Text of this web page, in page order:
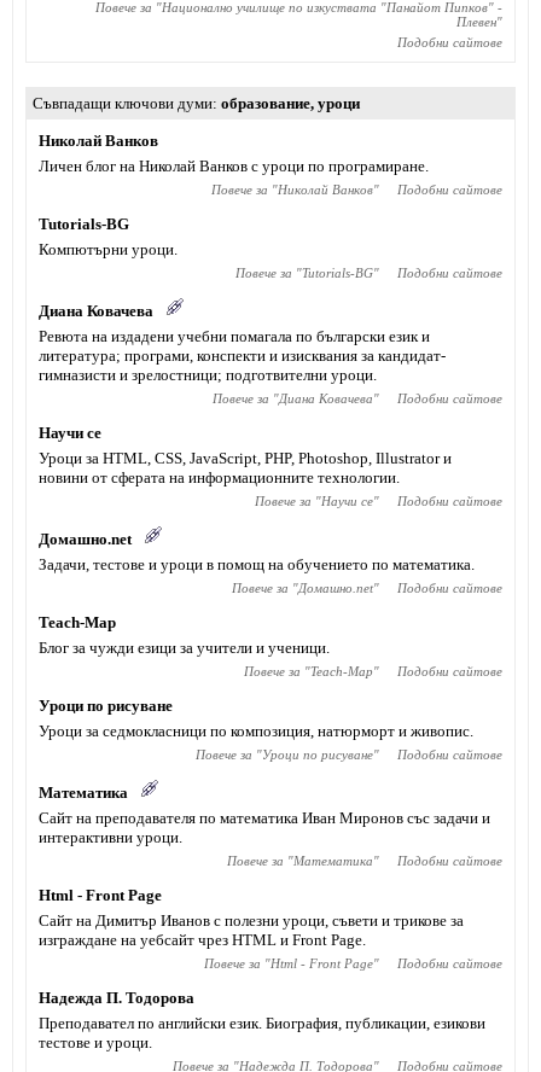
Повече за "Национално училище по изкуствата "Панайот Пипков" -
Плевен"
Подобни сайтове
Съвпадащи ключови думи образование, уроци
Николай Ванков
Личен блог на Николай Ванков с уроци по програмиране.
Повече за "Николай Ванков" Подобни сайтове
Tutorials-BG
Компютърни уроци.
Повече за "Tutorials-BG" Подобни сайтове
Диана Ковачева
Ревюта на издадени учебни помагала по български език и
литература; програми, конспекти и изисквания за кандидат-
гимназисти и зрелостници; подготвителни уроци.
Повече за "Диана Ковачева" Подобни сайтове
Научи се
Уроци за HTML, CSS, JavaScript, PHP, Photoshop, Illustrator и
новини от сферата на информационните технологии.
Повече за "Научи се" Подобни сайтове
Домашно.net
Задачи, тестове и уроци в помощ на обучението по математика.
Повече за "Домашно.net" Подобни сайтове
Teach-Map
Блог за чужди езици за учители и ученици.
Повече за "Teach-Map" Подобни сайтове
Уроци по рисуване
Уроци за седмокласници по композиция, натюрморт и живопис.
Повече за "Уроци по рисуване" Подобни сайтове
Математика
Сайт на преподавателя по математика Иван Миронов със задачи и
интерактивни уроци.
Повече за "Математика" Подобни сайтове
Html - Front Page
Сайт на Димитър Иванов с полезни уроци, съвети и трикове за
изграждане на уебсайт чрез HTML и Front Page.
Повече за "Html - Front Page" Подобни сайтове
Надежда П. Тодорова
Преподавател по английски език. Биография, публикации, езикови
тестове и уроци.
Повече за "Надежда П. Тодорова" Подобни сайтове